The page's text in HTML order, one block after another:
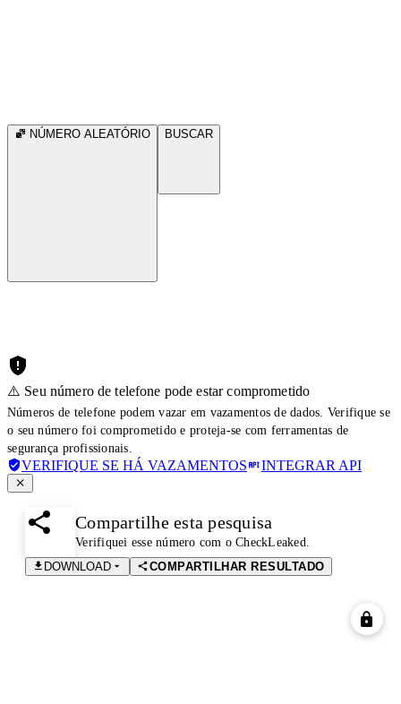
NÚMERO ALEATÓRIO BUSCAR
⚠️ Seu número de telefone pode estar comprometido
Números de telefone podem vazar em vazamentos de dados. Verifique se
o seu número foi comprometido e proteja-se com ferramentas de
segurança profissionais.
VERIFIQUE SE HÁ VAZAMENTOS INTEGRAR API
Compartilhe esta pesquisa
Verifiquei esse número com o CheckLeaked.
DOWNLOAD
COMPARTILHAR RESULTADO